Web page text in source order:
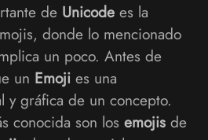
de Unicodees la
donde lo mencionado
un poco. Antes de
un Emojies una
y gráfica de un concepto.
conocida son los emojisde